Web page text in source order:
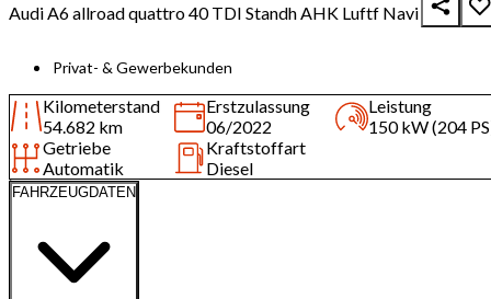
Audi A6 allroad quattro 40 TDI Standh AHK Luftf Navi
Privat- & Gewerbekunden
Kilometerstand
54.682 km
Erstzulassung
06/2022
Leistung
150 kW (204
Getriebe
Automatik
Kraftstoffart
Diesel
FAHRZEUGDATEN